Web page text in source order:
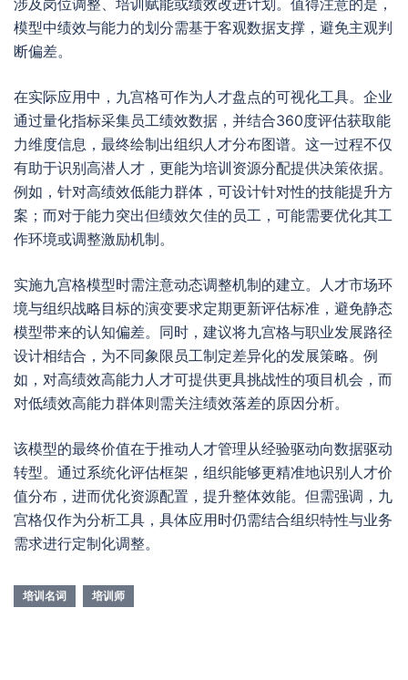
涉及岗位调整、培训赋能或绩效改进计划。值得注意的是，
模型中绩效与能力的划分需基于客观数据支撑，避免主观判
断偏差。
在实际应用中，九宫格可作为人才盘点的可视化工具。企业
通过量化指标采集员工绩效数据，并结合360度评估获取能
力维度信息，最终绘制出组织人才分布图谱。这一过程不仅
有助于识别高潜人才，更能为培训资源分配提供决策依据。
例如，针对高绩效低能力群体，可设计针对性的技能提升方
案；而对于能力突出但绩效欠佳的员工，可能需要优化其工
作环境或调整激励机制。
实施九宫格模型时需注意动态调整机制的建立。人才市场环
境与组织战略目标的演变要求定期更新评估标准，避免静态
模型带来的认知偏差。同时，建议将九宫格与职业发展路径
设计相结合，为不同象限员工制定差异化的发展策略。例
如，对高绩效高能力人才可提供更具挑战性的项目机会，而
对低绩效高能力群体则需关注绩效落差的原因分析。
该模型的最终价值在于推动人才管理从经验驱动向数据驱动
转型。通过系统化评估框架，组织能够更精准地识别人才价
值分布，进而优化资源配置，提升整体效能。但需强调，九
宫格仅作为分析工具，具体应用时仍需结合组织特性与业务
需求进行定制化调整。
培训名词 培训师